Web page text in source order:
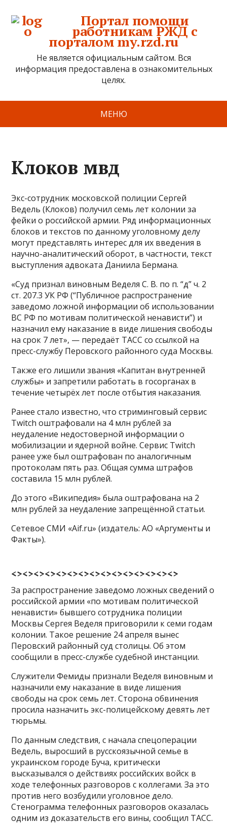
Портал помощи
работникам РЖД с
порталом my.rzd.ru
Не является официальным сайтом. Вся
информация предоставлена в ознакомительных
целях.
МЕНЮ
Клоков мвд
Экс-сотрудник московской полиции Сергей
Ведель (Клоков) получил семь лет колонии за
фейки о российской армии. Ряд информационных
блоков и текстов по данному уголовному делу
могут представлять интерес для их введения в
научно-аналитический оборот, в частности, текст
выступления адвоката Даниила Бермана.
«Суд признал виновным Веделя С. В. по п. “д” ч. 2
ст. 207.3 УК РФ (“Публичное распространение
заведомо ложной информации об использовании
ВС РФ по мотивам политической ненависти”) и
назначил ему наказание в виде лишения свободы
на срок 7 лет», — передаёт ТАСС со ссылкой на
пресс-службу Перовского районного суда Москвы.
Также его лишили звания «Капитан внутренней
службы» и запретили работать в госорганах в
течение четырёх лет после отбытия наказания.
Ранее стало известно, что стриминговый сервис
Twitch оштрафовали на 4 млн рублей за
неудаление недостоверной информации о
мобилизации и ядерной войне. Сервис Twitch
ранее уже был оштрафован по аналогичным
протоколам пять раз. Общая сумма штрафов
составила 15 млн рублей.
До этого «Википедия» была оштрафована на 2
млн рублей за неудаление запрещённой статьи.
Сетевое СМИ «Aif.ru» (издатель: АО «Аргументы и
Факты»).
<><><><><><><><><><><><><><><>
За распространение заведомо ложных сведений о
российской армии «по мотивам политической
ненависти» бывшего сотрудника полиции
Москвы Сергея Веделя приговорили к семи годам
колонии. Такое решение 24 апреля вынес
Перовский районный суд столицы. Об этом
сообщили в пресс-службе судебной инстанции.
Служители Фемиды признали Веделя виновным и
назначили ему наказание в виде лишения
свободы на срок семь лет. Сторона обвинения
просила назначить экс-полицейскому девять лет
тюрьмы.
По данным следствия, с начала спецоперации
Ведель, выросший в русскоязычной семье в
украинском городе Буча, критически
высказывался о действиях российских войск в
ходе телефонных разговоров с коллегами. За это
против него возбудили уголовное дело.
Стенограмма телефонных разговоров оказалась
одним из доказательств его вины, сообщил ТАСС.